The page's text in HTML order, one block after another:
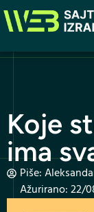
Koje
ima
Piše:
Ažurirano: 22/